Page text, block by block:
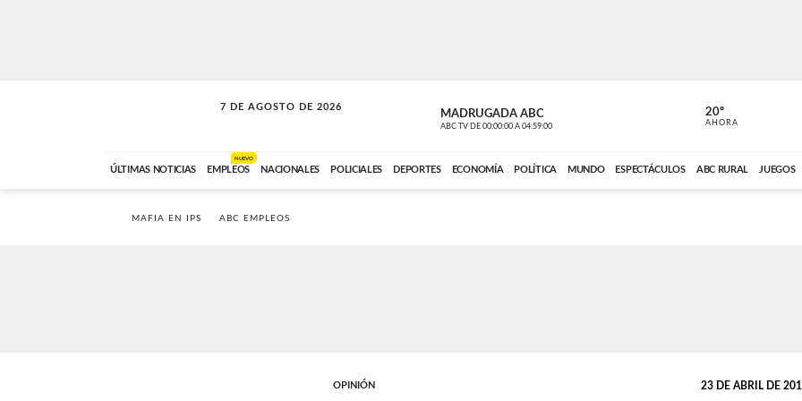
7 DE AGOSTO DE 2026
SOLO MÚSICA MADRUGADA ABC
ABC TV DE 00:00:00 A 04:59:00 ABC CARDINAL
20º
AHORA
ÚLTIMAS NOTICIAS EMPLEOS
NUEVO
NACIONALES POLICIALES DEPORTES ECONOMÍA POLÍTICA MUNDO ESPECTÁCULOS ABC RURAL JUEGOS
MAFIA EN IPS ABC EMPLEOS
OPINIÓN 23 DE ABRIL DE